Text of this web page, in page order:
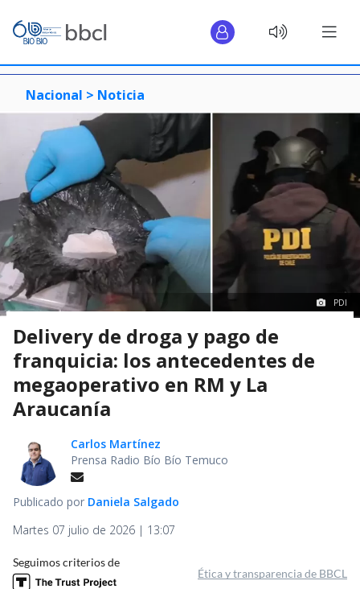
Nacional > Noticia
PDI
Delivery de droga y pago de
franquicia: los antecedentes de
megaoperativo en RM y La
Araucanía
Carlos Martínez
Prensa Radio Bío Bío Temuco
Publicado por Daniela Salgado
Martes 07 julio de 2026 | 13:07
Seguimos criterios de
Ética y transparencia de BBCL